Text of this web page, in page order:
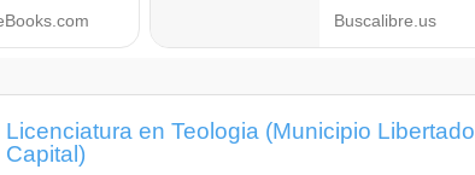
Licenciatura en Teologia (Municipio
Capital)